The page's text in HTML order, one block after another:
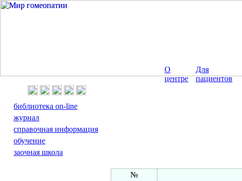
О
центре
Для
пациентов
№
библиотека on-line
журнал
справочная информация
обучение
заочная школа